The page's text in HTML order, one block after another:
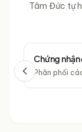
Tâm Đức tự
Chứng
Phân phối